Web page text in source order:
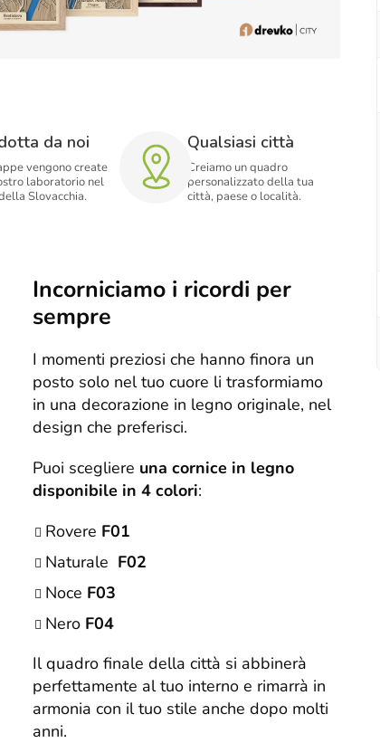
da noi
vengono create
laboratorio nel
Slovacchia.
Qualsiasi città
Creiamo un quadro
personalizzato della tua
città, paese o località.
Incorniciamo i ricordi per
sempre
I momenti preziosi che hanno finora un
posto solo nel tuo cuore li trasformiamo
in una decorazione in legno originale, nel
design che preferisci.
Puoi scegliere una cornice in legno
disponibile in 4 colori:
Rovere F01
Naturale F02
Noce F03
Nero F04
Il quadro finale della città si abbinerà
perfettamente al tuo interno e rimarrà in
armonia con il tuo stile anche dopo molti
anni.